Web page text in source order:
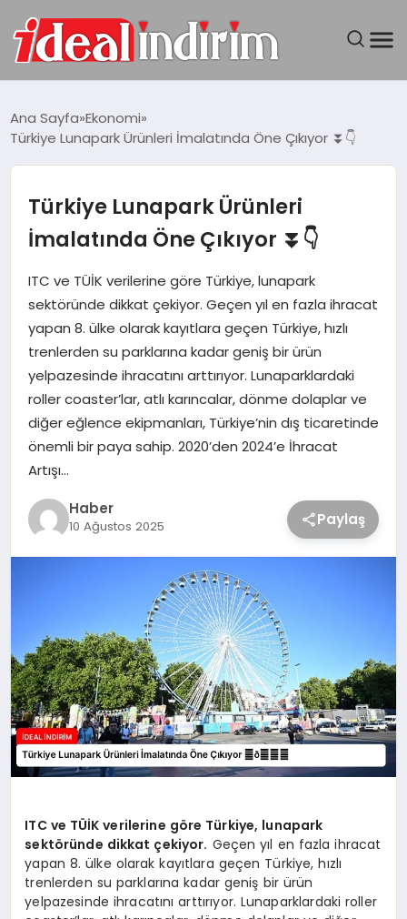
BILGISAYAR
DÜNYA
SEYAHAT
TEKNOLOJI
YAŞAM
Ana Sayfa Ekonomi
Türkiye Lunapark Ürünleri İmalatında Öne Çıkıyor ⏬👇
Türkiye Lunapark Ürünleri
İmalatında Öne Çıkıyor ⏬👇
ITC ve TÜİK verilerine göre Türkiye, lunapark
sektöründe dikkat çekiyor. Geçen yıl en fazla ihracat
yapan 8. ülke olarak kayıtlara geçen Türkiye, hızlı
trenlerden su parklarına kadar geniş bir ürün
yelpazesinde ihracatını arttırıyor. Lunaparklardaki
roller coaster’lar, atlı karıncalar, dönme dolaplar ve
diğer eğlence ekipmanları, Türkiye’nin dış ticaretinde
önemli bir paya sahip. 2020’den 2024’e İhracat
Artışı…
Haber
10 Ağustos 2025 Paylaş
ITC ve TÜİK verilerine göre Türkiye, lunapark
sektöründe dikkat çekiyor. Geçen yıl en fazla ihracat
yapan 8. ülke olarak kayıtlara geçen Türkiye, hızlı
trenlerden su parklarına kadar geniş bir ürün
yelpazesinde ihracatını arttırıyor. Lunaparklardaki roller